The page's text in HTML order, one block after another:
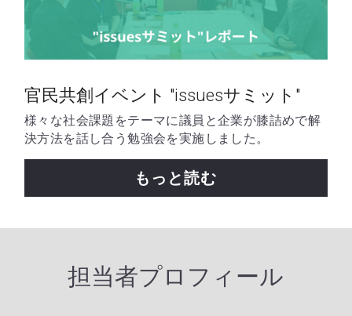
官民共創イベント "issuesサミット"
様々な社会課題をテーマに議員と企業が膝詰めで解
決方法を話し合う勉強会を実施しました。
もっと読む
担当者プロフィール